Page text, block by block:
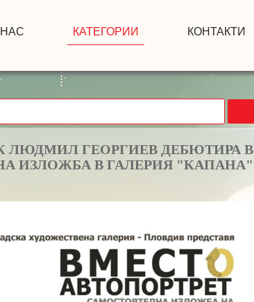
КАТЕГОРИИ КОНТАКТИ
ЛЮДМИЛ ГЕОРГИЕВ ДЕБЮТИРА В
ИЗЛОЖБА В ГАЛЕРИЯ "КАПАНА"